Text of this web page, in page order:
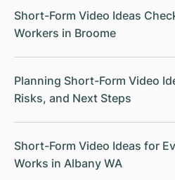
Short-Form Video Ideas
Workers in Broome
Planning Short-Form Video
Risks, and Next Steps
Short-Form Video Ideas for
Works in Albany WA